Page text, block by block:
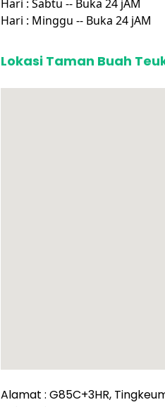
Hari : Sabtu -- Buka 24 jAM
Hari : Minggu -- Buka 24 jAM
Lokasi Taman Buah
Alamat : G85C+3HR,